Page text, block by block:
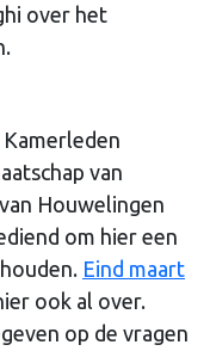
over het
van
Houwelingen
om hier een
Eind maart
ook al over.
op de vragen